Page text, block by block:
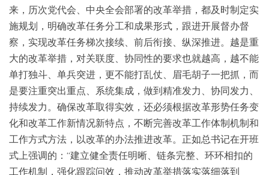
来，历次党代会、中央全会部署的改革举措，都及时制定实
施规划，明确改革任务分工和成果形式，跟进开展督办督
察，实现改革任务梯次接续、前后衔接、纵深推进。越是重
大的改革举措，对关联度、协同性的要求也就越高，越不能
单打独斗、单兵突进，更不能打乱仗、眉毛胡子一把抓，而
是要注重突出重点、系统集成，做到精准发力、协同发力、
持续发力。确保改革取得实效，还必须根据改革形势任务变
化和改革工作新情况新特点，不断完善改革工作体制机制和
工作方式方法，以改革的办法推进改革。正如总书记在开班
式上强调的：“建立健全责任明晰、链条完整、环环相扣的
工作机制，强化跟踪问效，推动改革举措落实落细落到